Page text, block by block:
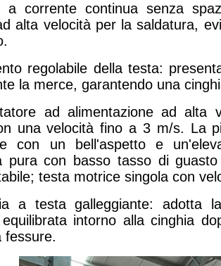
a corrente continua senza
alta velocità per la saldatura,
regolabile della testa:
la merce, garantendo una
ad alimentazione ad alta
una velocità fino a 3 m/s. La
con un bell'aspetto e
pura con basso tasso di
testa motrice singola con
a testa galleggiante: adotta
intorno alla cinghia
fessure.